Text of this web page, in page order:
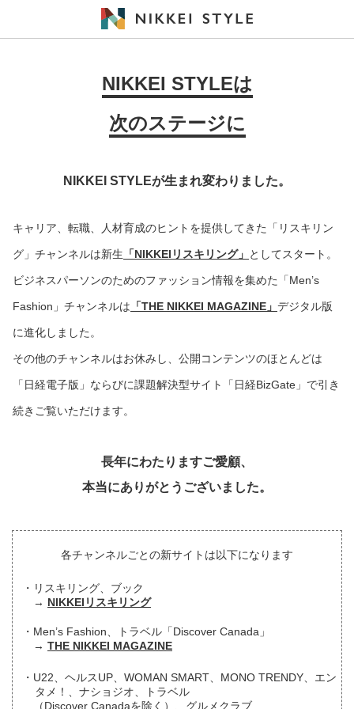
NIKKEI STYLEは
次のステージに
NIKKEI STYLEが生まれ変わりました。
キャリア、転職、人材育成のヒントを提供してきた「リスキリン
グ」チャンネルは新生 「NIKKEIリスキリング」 としてスタート。
ビジネスパーソンのためのファッション情報を集めた「Men’s
Fashion」チャンネルは 「THE NIKKEI MAGAZINE」 デジタル版
に進化しました。
その他のチャンネルはお休みし、公開コンテンツのほとんどは
「日経電子版」ならびに課題解決型サイト「日経BizGate」で引き
続きご覧いただけます。
長年にわたりますご愛顧、
本当にありがとうございました。
各チャンネルごとの新サイトは以下になります
リスキリング、ブック
NIKKEIリスキリング
Men’s Fashion、トラベル「Discover Canada」
THE NIKKEI MAGAZINE
U22、ヘルスUP、WOMAN SMART、MONO TRENDY、エン
タメ！、ナショジオ、トラベル
（Discover Canadaを除く）、グルメクラブ